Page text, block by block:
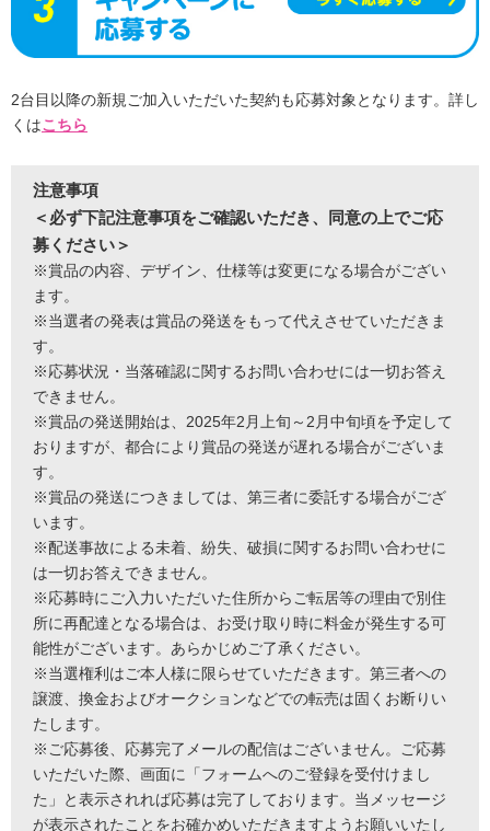
2台目以降の新規ご加入いただいた契約も応募対象となります。詳し
くはこちら
注意事項
＜必ず下記注意事項をご確認いただき、同意の上でご応
募ください＞
※賞品の内容、デザイン、仕様等は変更になる場合がござい
ます。
※当選者の発表は賞品の発送をもって代えさせていただきま
す。
※応募状況・当落確認に関するお問い合わせには一切お答え
できません。
※賞品の発送開始は、2025年2月上旬～2月中旬頃を予定して
おりますが、都合により賞品の発送が遅れる場合がございま
す。
※賞品の発送につきましては、第三者に委託する場合がござ
います。
※配送事故による未着、紛失、破損に関するお問い合わせに
は一切お答えできません。
※応募時にご入力いただいた住所からご転居等の理由で別住
所に再配達となる場合は、お受け取り時に料金が発生する可
能性がございます。あらかじめご了承ください。
※当選権利はご本人様に限らせていただきます。第三者への
譲渡、換金およびオークションなどでの転売は固くお断りい
たします。
※ご応募後、応募完了メールの配信はございません。ご応募
いただいた際、画面に「フォームへのご登録を受付けまし
た」と表示されれば応募は完了しております。当メッセージ
が表示されたことをお確かめいただきますようお願いいたし